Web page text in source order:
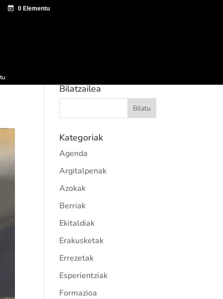
Bilatzailea
Kategoriak
Agenda
Argitalpenak
Azokak
Berriak
Ekitaldiak
Erakusketak
Errezetak
Esperientziak
Formazioa